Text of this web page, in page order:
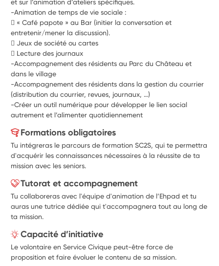
et sur l’animation d’ateliers spécifiques.
-Animation de temps de vie sociale :
 « Café papote » au Bar (initier la conversation et
entretenir/mener la discussion).
 Jeux de société ou cartes
 Lecture des journaux
-Accompagnement des résidents au Parc du Château et
dans le village
-Accompagnement des résidents dans la gestion du courrier
(distribution du courrier, revues, journaux, …)
-Créer un outil numérique pour développer le lien social
autrement et l’alimenter quotidiennement
Formations obligatoires
Tu intégreras le parcours de formation SC2S, qui te permettra
d'acquérir les connaissances nécessaires à la réussite de ta
mission avec les seniors.
Tutorat et accompagnement
Tu collaboreras avec l'équipe d'animation de l’Ehpad et tu
auras une tutrice dédiée qui t'accompagnera tout au long de
ta mission.
Capacité d’initiative
Le volontaire en Service Civique peut-être force de
proposition et faire évoluer le contenu de sa mission.